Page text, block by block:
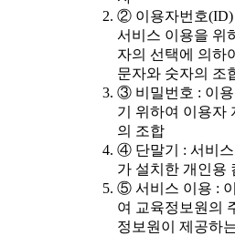
② 이용자번호(ID)
서비스 이용을 위
자의 선택에 의하
문자와 숫자의 조
③ 비밀번호 : 이
기 위하여 이용자
의 조합
④ 단말기 : 서비
가 설치한 개인용
⑤ 서비스 이용 :
여 교육정보원의
정보원이 제공하